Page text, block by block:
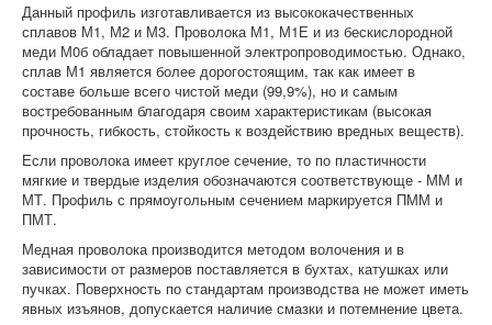
Данный профиль изготавливается из высококачественных
сплавов М1, М2 и М3. Проволока М1, М1Е и из бескислородной
меди М0б обладает повышенной электропроводимостью. Однако,
сплав М1 является более дорогостоящим, так как имеет в
составе больше всего чистой меди (99,9%), но и самым
востребованным благодаря своим характеристикам (высокая
прочность, гибкость, стойкость к воздействию вредных веществ).
Если проволока имеет круглое сечение, то по пластичности
мягкие и твердые изделия обозначаются соответствующе - ММ и
МТ. Профиль с прямоугольным сечением маркируется ПММ и
ПМТ.
Медная проволока производится методом волочения и в
зависимости от размеров поставляется в бухтах, катушках или
пучках. Поверхность по стандартам производства не может иметь
явных изъянов, допускается наличие смазки и потемнение цвета.